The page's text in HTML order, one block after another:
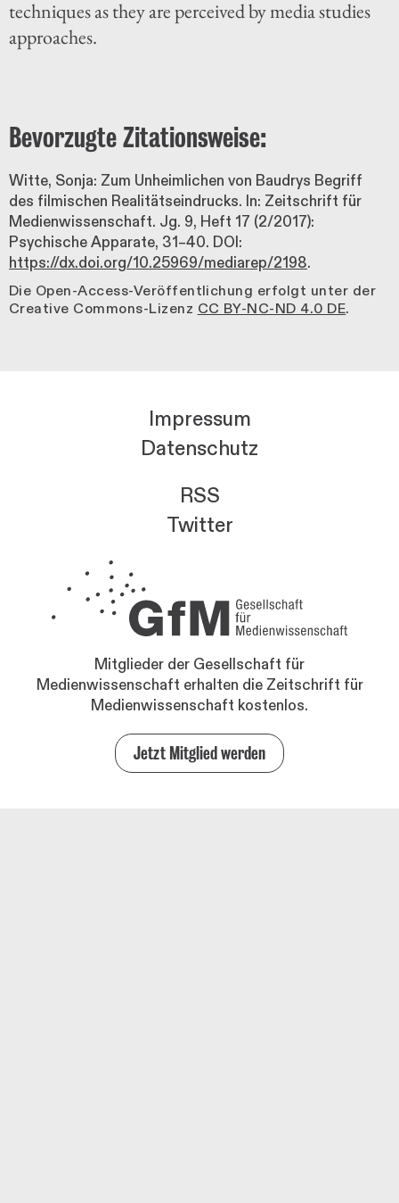
techniques as they are perceived by media studies
approaches.
Bevorzugte Zitationsweise:
Witte, Sonja: Zum Unheimlichen von Baudrys Begriff
des filmischen Realitätseindrucks. In: Zeitschrift für
Medienwissenschaft. Jg. 9, Heft 17 (2/2017):
Psychische Apparate, 31–40. DOI:
https://dx.doi.org/10.25969/mediarep/2198.
Die Open-Access-Veröffentlichung erfolgt unter der
Creative Commons-Lizenz CC BY-NC-ND 4.0 DE.
Impressum
Datenschutz
RSS
Twitter
Mitglieder der Gesellschaft für
Medienwissenschaft erhalten die Zeitschrift für
Medienwissenschaft kostenlos.
Jetzt Mitglied werden